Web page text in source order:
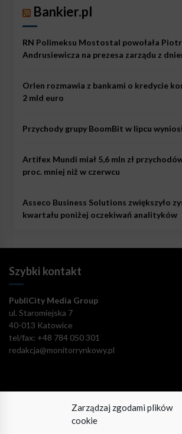
Zarządzaj zgodami plików
cookie
Bankier.pl
RN Polimeksu Mostostal powołała
Andrusiewicza na prezesa zarządu z
Orlen rozmawia z bankami o kredycie
2 mld euro
Przychody grupy BoomBit w lipcu
Artifex Mundi miał 5,6 mln zł
proc. mniej niż w czerwcu
Asseco Business Solutions zwiększyło
kwartału poniżej oczekiwań analityków
Szybki kontakt
PubliCity Media Group
ul. Staromiejska 7
40-013 Katowice
tel/fax: +48 784 050 301
redakcja@monitorrynkowy.pl
Pozostańmy w kontakcie!